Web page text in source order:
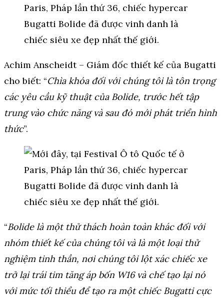
Achim Anscheidt – Giám đốc thiết kế của Bugatti
cho biết: “Chìa khóa đối với chúng tôi là tôn trọng
các yêu cầu kỹ thuật của Bolide, trước hết tập
trung vào chức năng và sau đó mới phát triển hình
thức”.
“Bolide là một thử thách hoàn toàn khác đối với
nhóm thiết kế của chúng tôi và là một loại thử
nghiệm tinh thần, nơi chúng tôi lột xác chiếc xe
trở lại trái tim tăng áp bốn W16 và chế tạo lại nó
với mức tối thiểu để tạo ra một chiếc Bugatti cực